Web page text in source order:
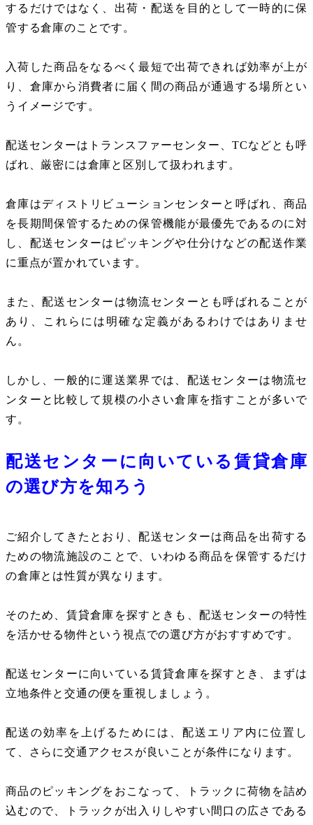
するだけではなく、出荷・配送を目的として一時的に保
管する倉庫のことです。
入荷した商品をなるべく最短で出荷できれば効率が上が
り、倉庫から消費者に届く間の商品が通過する場所とい
うイメージです。
配送センターはトランスファーセンター、TCなどとも呼
ばれ、厳密には倉庫と区別して扱われます。
倉庫はディストリビューションセンターと呼ばれ、商品
を長期間保管するための保管機能が最優先であるのに対
し、配送センターはピッキングや仕分けなどの配送作業
に重点が置かれています。
また、配送センターは物流センターとも呼ばれることが
あり、これらには明確な定義があるわけではありませ
ん。
しかし、一般的に運送業界では、配送センターは物流セ
ンターと比較して規模の小さい倉庫を指すことが多いで
す。
配送センターに向いている賃貸倉庫
の選び方を知ろう
ご紹介してきたとおり、配送センターは商品を出荷する
ための物流施設のことで、いわゆる商品を保管するだけ
の倉庫とは性質が異なります。
そのため、賃貸倉庫を探すときも、配送センターの特性
を活かせる物件という視点での選び方がおすすめです。
配送センターに向いている賃貸倉庫を探すとき、まずは
立地条件と交通の便を重視しましょう。
配送の効率を上げるためには、配送エリア内に位置し
て、さらに交通アクセスが良いことが条件になります。
商品のピッキングをおこなって、トラックに荷物を詰め
込むので、トラックが出入りしやすい間口の広さである